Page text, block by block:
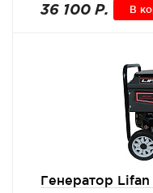
36 100 Р. В
Генератор